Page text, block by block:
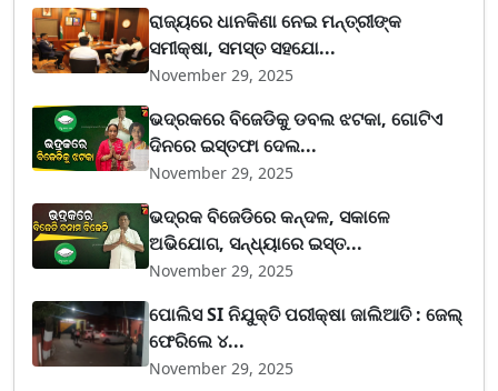
ରାଜ୍ୟରେ ଧାନକିଣା ନେଇ ମନ୍ତ୍ରୀଙ୍କ
ସମୀକ୍ଷା, ସମସ୍ତ ସହଯୋ...
November 29, 2025
ଭଦ୍ରକରେ ବିଜେଡିକୁ ଡବଲ ଝଟକା, ଗୋଟିଏ
ଦିନରେ ଇସ୍ତଫା ଦେଲ...
November 29, 2025
ଭଦ୍ରକ ବିଜେଡିରେ କନ୍ଦଳ, ସକାଳେ
ଅଭିଯୋଗ, ସନ୍ଧ୍ୟାରେ ଇସ୍ତ...
November 29, 2025
ପୋଲିସ SI ନିଯୁକ୍ତି ପରୀକ୍ଷା ଜାଲିଆତି : ଜେଲ୍
ଫେରିଲେ ୪...
November 29, 2025